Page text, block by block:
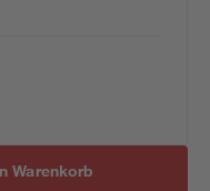
Warenkorb